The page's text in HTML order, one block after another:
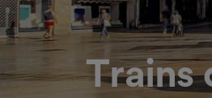
Trains